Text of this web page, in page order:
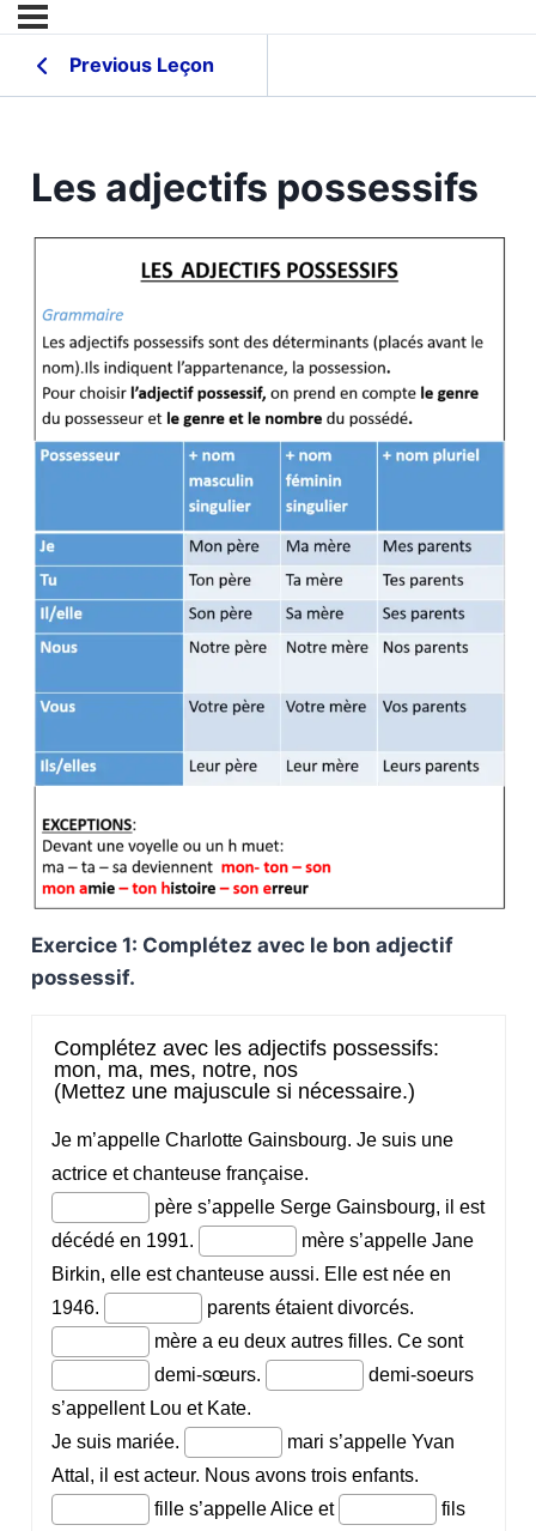
Previous Leçon
Les adjectifs possessifs
Exercice 1: Complétez avec le bon adjectif
possessif.